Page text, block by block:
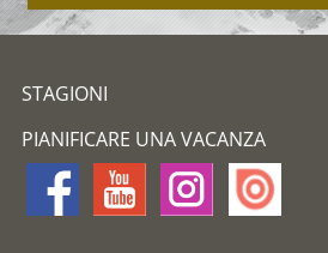
STAGIONI
PIANIFICARE UNA VACANZA